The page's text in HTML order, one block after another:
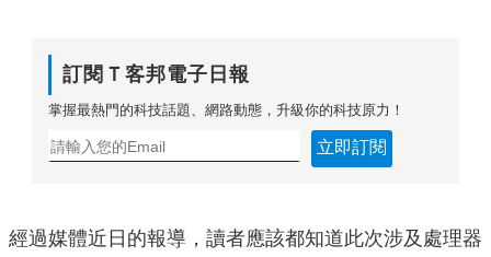
訂閱Ｔ客邦電子日報
掌握最熱門的科技話題、網路動態，升級你的科技原力！
立即訂閱
經過媒體近日的報導，讀者應該都知道此次涉及處理器